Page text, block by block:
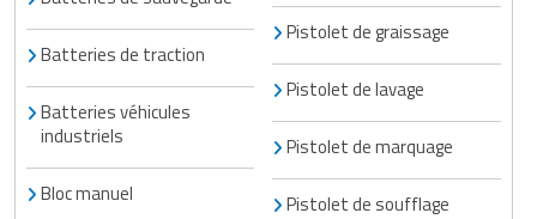
Batteries de traction
Batteries véhicules
industriels
Bloc manuel
Pistolet de graissage
Pistolet de lavage
Pistolet de marquage
Pistolet de soufflage